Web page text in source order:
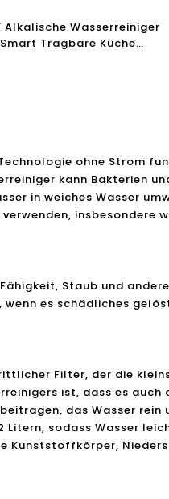
Alkalische Wasserreiniger
Tragbare Küche
Technologie ohne
kann
in weiches Wasser
insbesondere
Staub und
es schädliches
Filter, der die
ist, dass es
das Wasser
sodass Wasser
Kunststoffkörper,